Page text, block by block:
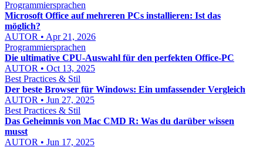
Programmiersprachen
Microsoft Office auf mehreren PCs installieren: Ist das
möglich?
AUTOR • Apr 21, 2026
Programmiersprachen
Die ultimative CPU-Auswahl für den perfekten Office-PC
AUTOR • Oct 13, 2025
Best Practices & Stil
Der beste Browser für Windows: Ein umfassender Vergleich
AUTOR • Jun 27, 2025
Best Practices & Stil
Das Geheimnis von Mac CMD R: Was du darüber wissen
musst
AUTOR • Jun 17, 2025